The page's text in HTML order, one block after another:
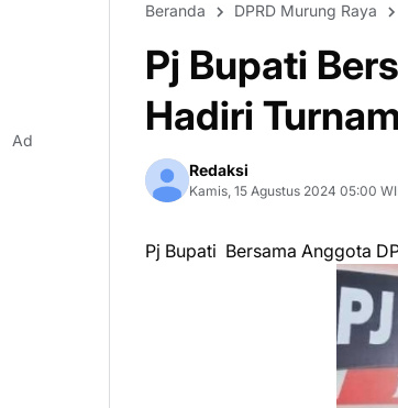
Beranda DPRD Murung Raya
Pj Bupati
Hadiri
Redaksi
Kamis, 15 Agustus 2024 05:00
Pj Bupati Bersama Anggota
Ad